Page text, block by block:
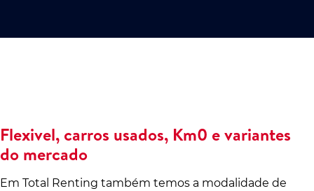
Flexivel, carros usados, Km0 e variantes
do mercado
Em Total Renting também temos a modalidade de